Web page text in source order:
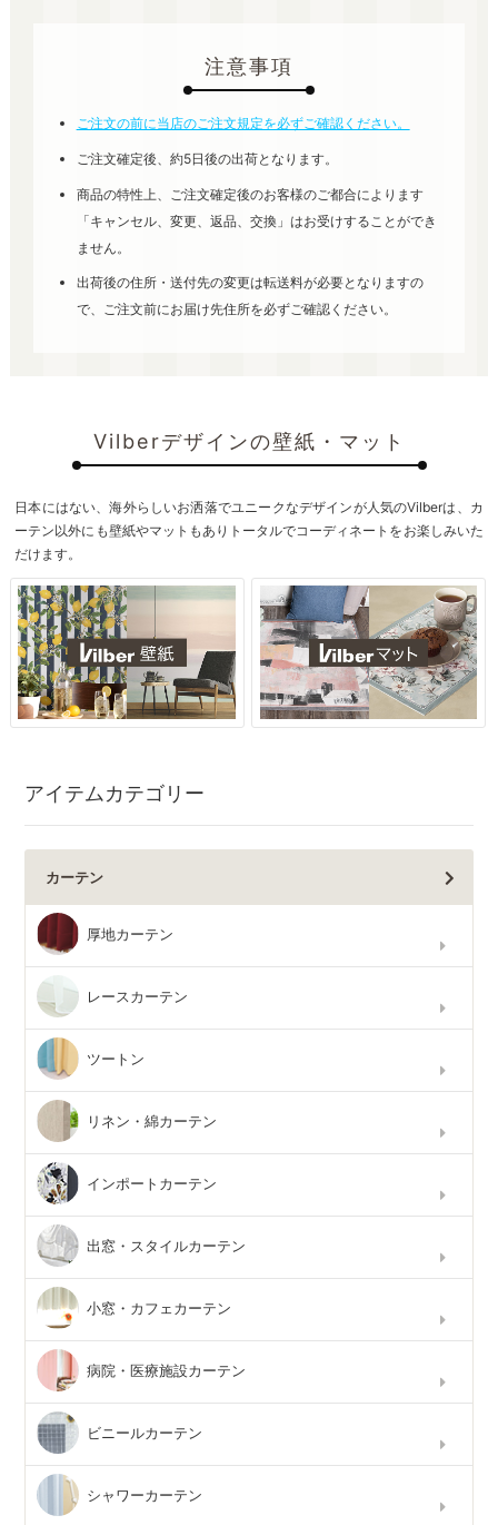
注意事項
ご注文の前に当店のご注文規定を必ずご確認ください。
ご注文確定後、約5日後の出荷となります。
商品の特性上、ご注文確定後のお客様のご都合によります
「キャンセル、変更、返品、交換」はお受けすることができ
ません。
出荷後の住所・送付先の変更は転送料が必要となりますの
で、ご注文前にお届け先住所を必ずご確認ください。
Vilberデザインの壁紙・マット
日本にはない、海外らしいお洒落でユニークなデザインが人気のVilberは、カ
ーテン以外にも壁紙やマットもありトータルでコーディネートをお楽しみいた
だけます。
アイテムカテゴリー
カーテン
厚地カーテン
レースカーテン
ツートン
リネン・綿カーテン
インポートカーテン
出窓・スタイルカーテン
小窓・カフェカーテン
病院・医療施設カーテン
ビニールカーテン
シャワーカーテン